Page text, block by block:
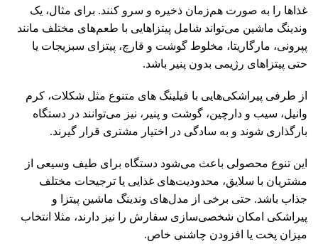
غذاها را به‌ صورت هم‌زمان ذخیره و سرو کنند. برای مثال، یک
وندینگ ماشین می‌تواند شامل پیتزاهایی با طعم‌های مختلف مانند
پپرونی، مارگاریتا، مخلوط گوشت و قارچ، پیتزای سبزیجات یا
حتی پیتزاهای رژیمی بدون پنیر باشد.
از طرفی پیراشکی‌هایی با فیلینگ‌ های متنوع مثل شکلات، کرم
وانیل، سیب و دارچین، گوشت و پنیر، نیز می‌توانند در دستگاه
بارگذاری شوند و به سادگی در اختیار مشتری قرار گیرند.
این تنوع محصولی باعث می‌شود دستگاه برای طیف وسیعی از
مشتریان با سلایق، محدودیت‌های غذایی یا ترجیحات مختلف
جذاب باشد. حتی برخی از مدل‌های وندینگ ماشین پیتزا و
پیراشکی امکان شخصی‌سازی سفارش را نیز دارند، مثلا انتخاب
میزان پخت یا افزودن چاشنی خاص.